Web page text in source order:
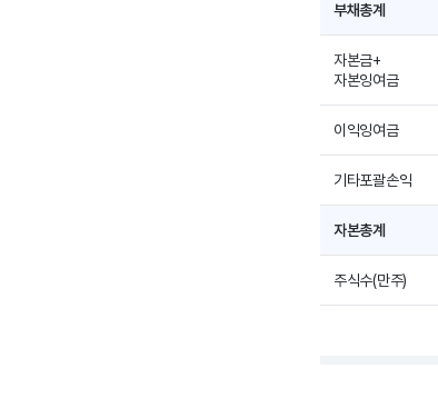
부채총계
자본금+
자본잉여금
이익잉여금
기타포괄손익
자본총계
주식수(만주)